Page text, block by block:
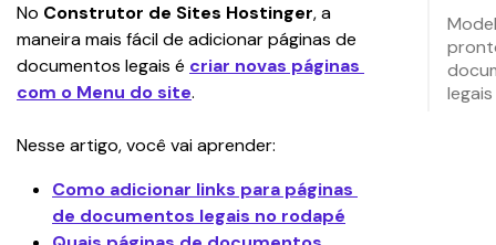
No Construtor de Sites Hostinger, a
maneira mais fácil de adicionar páginas de
documentos legais é criar novas páginas
com o Menu do site.
Nesse artigo, você vai aprender:
Como adicionar links para páginas
de documentos legais no rodapé
legais